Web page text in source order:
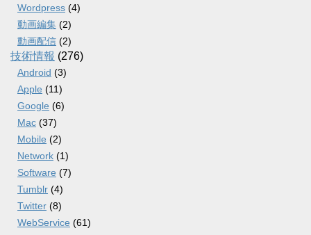
Wordpress (4)
動画編集 (2)
動画配信 (2)
技術情報 (276)
Android (3)
Apple (11)
Google (6)
Mac (37)
Mobile (2)
Network (1)
Software (7)
Tumblr (4)
Twitter (8)
WebService (61)